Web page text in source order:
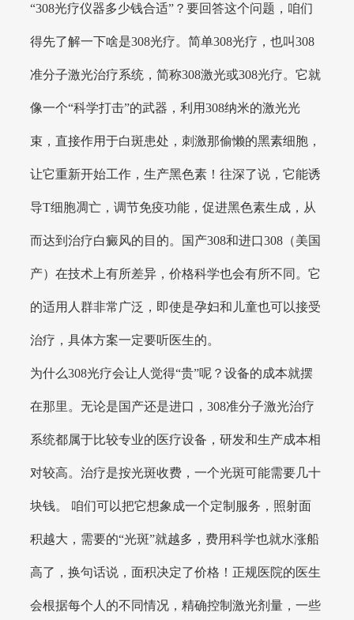
“308光疗仪器多少钱合适”？要回答这个问题，咱们
得先了解一下啥是308光疗。简单308光疗，也叫308
准分子激光治疗系统，简称308激光或308光疗。它就
像一个“科学打击”的武器，利用308纳米的激光光
束，直接作用于白斑患处，刺激那偷懒的黑素细胞，
让它重新开始工作，生产黑色素！往深了说，它能诱
导T细胞凋亡，调节免疫功能，促进黑色素生成，从
而达到治疗白癜风的目的。国产308和进口308（美国
产）在技术上有所差异，价格科学也会有所不同。它
的适用人群非常广泛，即使是孕妇和儿童也可以接受
治疗，具体方案一定要听医生的。
为什么308光疗会让人觉得“贵”呢？设备的成本就摆
在那里。无论是国产还是进口，308准分子激光治疗
系统都属于比较专业的医疗设备，研发和生产成本相
对较高。治疗是按光斑收费，一个光斑可能需要几十
块钱。 咱们可以把它想象成一个定制服务，照射面
积越大，需要的“光斑”就越多，费用科学也就水涨船
高了，换句话说，面积决定了价格！正规医院的医生
会根据每个人的不同情况，精确控制激光剂量，一些